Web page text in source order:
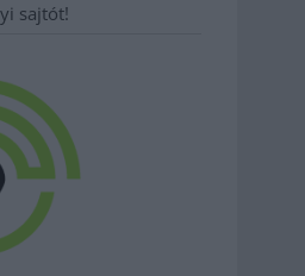
sajtót!